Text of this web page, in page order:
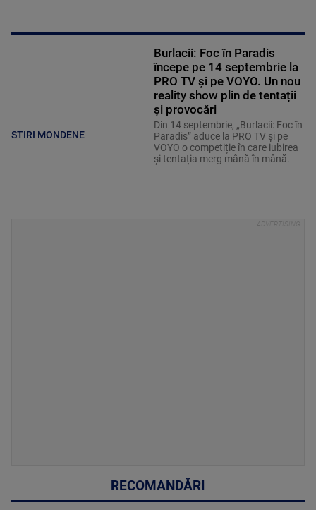
STIRI MONDENE
Burlacii: Foc în Paradis
începe pe 14 septembrie la
PRO TV și pe VOYO. Un nou
reality show plin de tentații
și provocări
Din 14 septembrie, „Burlacii: Foc în
Paradis” aduce la PRO TV și pe
VOYO o competiție în care iubirea
și tentația merg mână în mână.
RECOMANDĂRI